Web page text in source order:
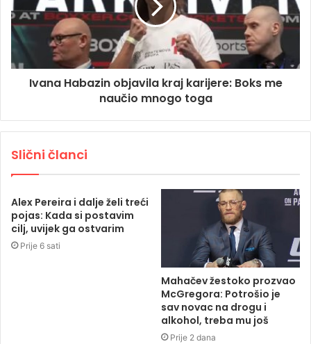
Ivana Habazin objavila kraj karijere: Boks me
naučio mnogo toga
Slični članci
Alex Pereira i dalje želi treći
pojas: Kada si postavim
cilj, uvijek ga ostvarim
Prije 6 sati
Mahačev žestoko prozvao
McGregora: Potrošio je
sav novac na drogu i
alkohol, treba mu još
Prije 2 dana